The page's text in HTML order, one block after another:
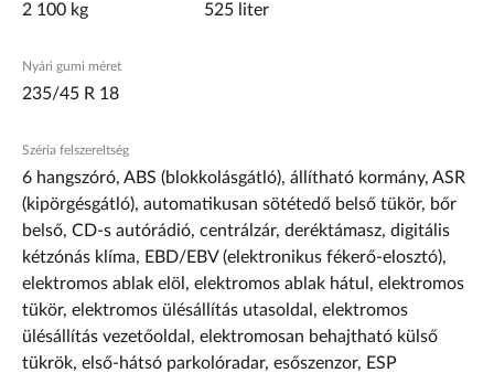
2 100 kg 525 liter
Nyári gumi méret
235/45 R 18
Széria felszereltség
6 hangszóró, ABS (blokkolásgátló), állítható kormány, ASR
(kipörgésgátló), automatikusan sötétedő belső tükör, bőr
belső, CD-s autórádió, centrálzár, deréktámasz, digitális
kétzónás klíma, EBD/EBV (elektronikus fékerő-elosztó),
elektromos ablak elöl, elektromos ablak hátul, elektromos
tükör, elektromos ülésállítás utasoldal, elektromos
ülésállítás vezetőoldal, elektromosan behajtható külső
tükrök, első-hátsó parkolóradar, esőszenzor, ESP